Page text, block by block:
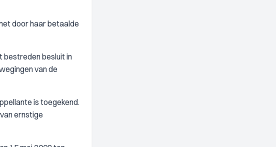
door haar betaalde
bestreden besluit in
van de
is toegekend.
ernstige